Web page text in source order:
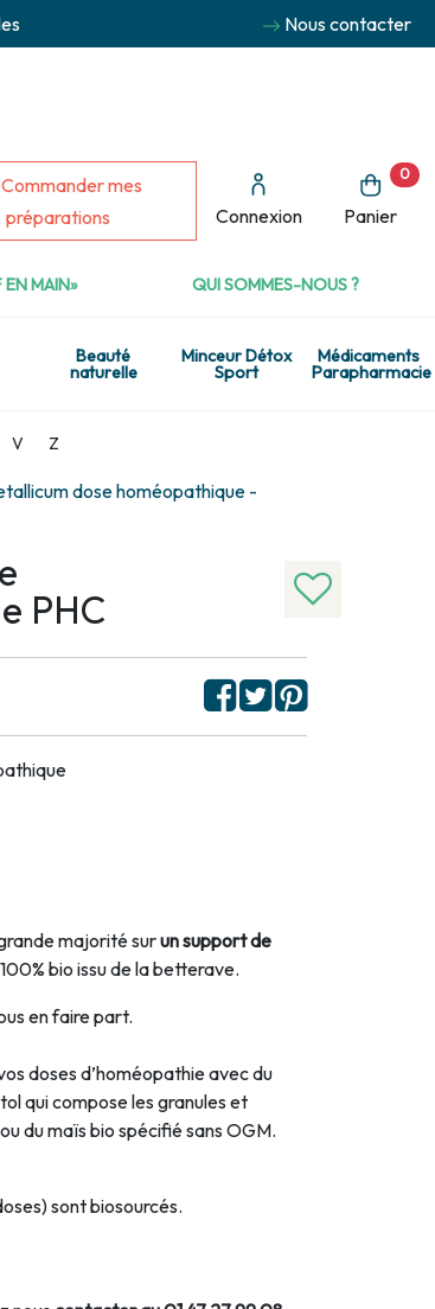
Nous contacter
Commander mes
préparations
Connexion Panier
0
EN MAIN» QUI SOMMES-NOUS ?
Beauté
naturelle
Minceur Détox
Sport
Médicaments
Parapharmacie
V Z
dose homéopathique -
PHC
majorité surun support de
bio issu de la betterave.
en faire part.
doses d’homéopathie avec du
qui compose les granules et
du maïs bio spécifié sans OGM.
sont biosourcés.